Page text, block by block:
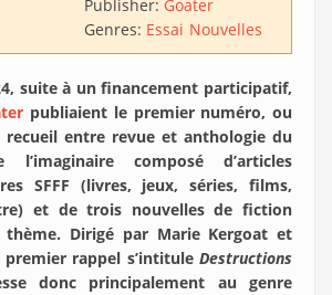
Publisher: Goater
Genres: Essai Nouvelles
suite à un financement participatif,
publiaient le premier numéro, ou
recueil entre revue et anthologie du
l’imaginaire composé d’articles
SFFF (livres, jeux, séries, films,
et de trois nouvelles de fiction
Dirigé par Marie Kergoat et
premier rappel s’intitule Destructions
donc principalement au genre